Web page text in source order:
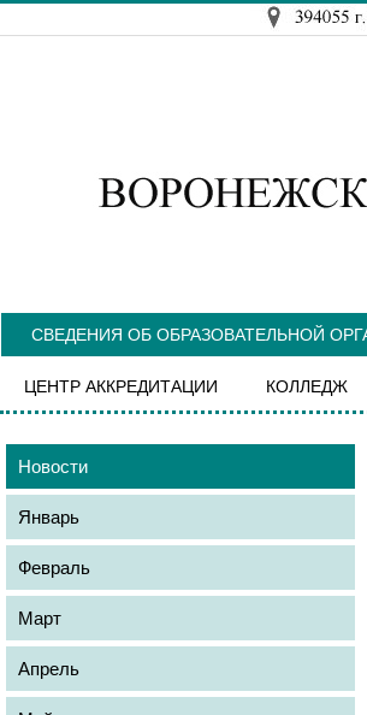
СВЕДЕНИЯ ОБ ОБРАЗОВАТЕЛЬНОЙ
ЦЕНТР АККРЕДИТАЦИИ КОЛЛЕДЖ
Новости
Январь
Февраль
Март
Апрель